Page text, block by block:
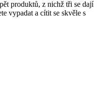
produktů, z nichž tři se dají
vypadat a cítit se skvěle s